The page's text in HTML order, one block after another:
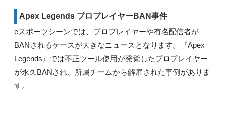
Apex Legends プロプレイヤーBAN事件
eスポーツシーンでは、プロプレイヤーや有名配信者が
BANされるケースが大きなニュースとなります。『Apex
Legends』では不正ツール使用が発覚したプロプレイヤー
が永久BANされ、所属チームから解雇された事例がありま
す。